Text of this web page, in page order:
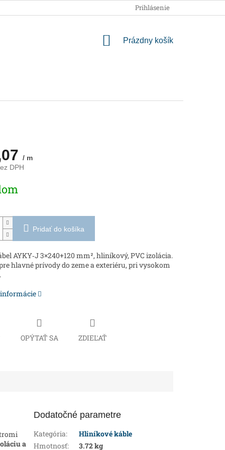
PODMIENKY OCHRANY
Prihlásenie
NÁKUPNÝ
Prázdny košík
/ m
DPH
Pridať do košíka
AYKY‑J 3×240+120 mm², hliníkový, PVC izolácia.
hlavné prívody do zeme a exteriéru, pri vysokom
OPÝTAŤ SA ZDIEĽAŤ
a
Dodatočné parametre
Kategória:
Hliníkové káble
Hmotnosť: 3.72 kg